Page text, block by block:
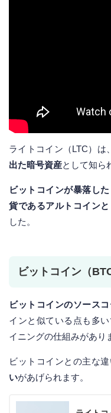
ライトコイン（LTC）は
出た暗号資産として知ら
ビットコインが暴落し
貨であるアルトコイン
した。
ビットコイン（
ビットコインのソース
インと似ている点も多
イニングの仕組みがあり
ビットコインとの主な違
いがあげられます。